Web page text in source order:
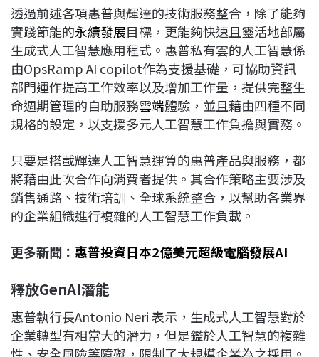
透過前述各項惠普與輝達的技術服務整合，除了能夠
實踐節能的永續發展目標，更能夠快速且靈活地部屬
生成式人工智慧應用程式。惠普私有雲的人工智慧係
由OpsRamp AI copilot作為支援基礎，可協助資訊
部門運作提高工作效率以及增加工作量，提供完整生
命週期管理的自助服務雲端體驗，並且藉由四種不同
規格的設定，以支援多元人工智慧工作負擔與實務。
只要是搭載輝達人工智慧運算的惠普產品與服務，都
將藉由此次合作向消費者提供。其合作策略主要涉及
銷售通路、技術培訓、全球系統整合，以幫助各業界
的企業組織進行複雜的人工智慧工作負載。
更多新聞： 惠普投資日本2億美元超級電腦發展AI
釋放GenAI潛能
惠普執行長Antonio Neri 表示，生成式人工智慧對於
企業轉型有相當大的潛力，但是鑑於人工智慧的複雜